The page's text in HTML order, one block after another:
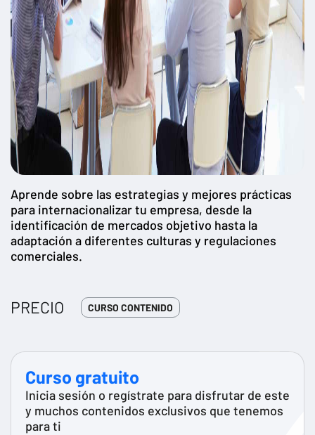
Aprende sobre las estrategias y mejores prácticas
para internacionalizar tu empresa, desde la
identificación de mercados objetivo hasta la
adaptación a diferentes culturas y regulaciones
comerciales.
PRECIO CURSO CONTENIDO
Curso gratuito
Inicia sesión o regístrate para disfrutar de este
y muchos contenidos exclusivos que tenemos
para ti